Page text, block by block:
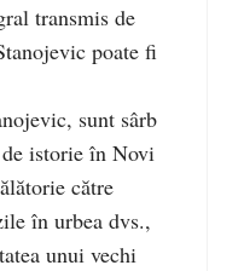
transmis de
poate fi
sunt sârb
istorie în Novi
către
în urbea dvs.,
unui vechi